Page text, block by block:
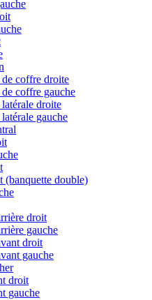
de coffre droite
coffre gauche
droite
gauche
(banquette double)
droit
gauche
droit
gauche
droit
gauche